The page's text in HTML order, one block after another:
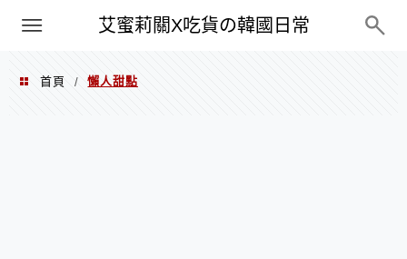
艾蜜莉關X吃貨の韓國日常
PXN
首頁 / 懶人甜點